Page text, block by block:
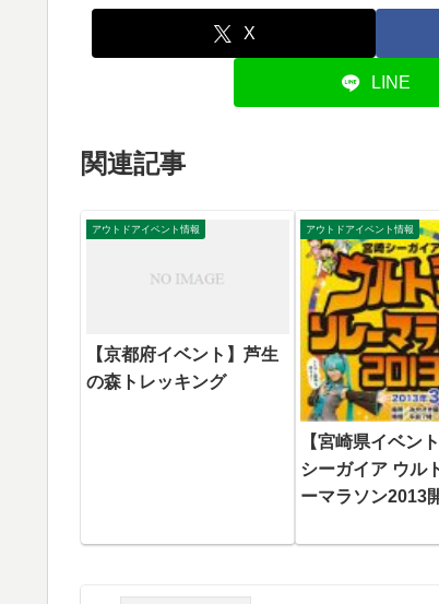
X
LINE
関連記事
アウトドアイベント情報
【京都府イベント】芦生
の森トレッキング
アウトドアイベント情報
【宮崎県イベン
シーガイア ウル
ーマラソン2013
ぐ～